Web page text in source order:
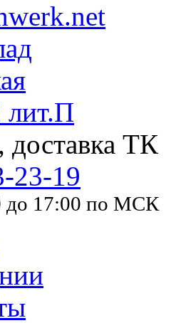
лит.П
ТК
23-19
до 17:00 по МСК